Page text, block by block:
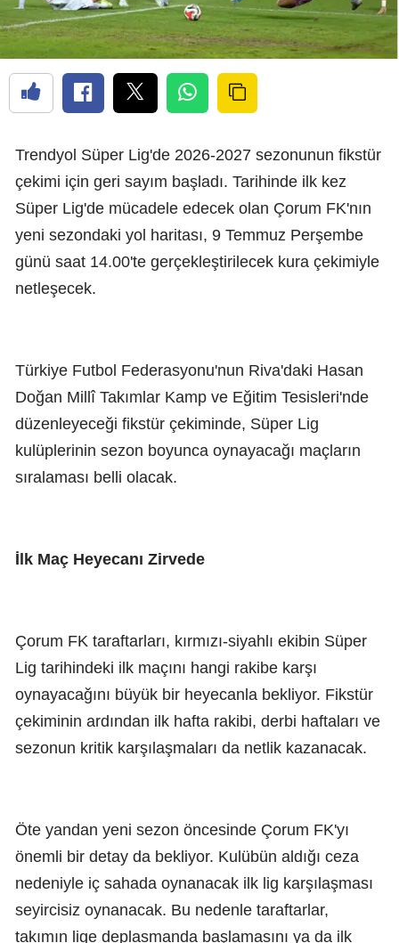
Trendyol Süper Lig'de 2026-2027 sezonunun fikstür
çekimi için geri sayım başladı. Tarihinde ilk kez
Süper Lig'de mücadele edecek olan Çorum FK'nın
yeni sezondaki yol haritası, 9 Temmuz Perşembe
günü saat 14.00'te gerçekleştirilecek kura çekimiyle
netleşecek.
Türkiye Futbol Federasyonu'nun Riva'daki Hasan
Doğan Millî Takımlar Kamp ve Eğitim Tesisleri'nde
düzenleyeceği fikstür çekiminde, Süper Lig
kulüplerinin sezon boyunca oynayacağı maçların
sıralaması belli olacak.
İlk Maç Heyecanı Zirvede
Çorum FK taraftarları, kırmızı-siyahlı ekibin Süper
Lig tarihindeki ilk maçını hangi rakibe karşı
oynayacağını büyük bir heyecanla bekliyor. Fikstür
çekiminin ardından ilk hafta rakibi, derbi haftaları ve
sezonun kritik karşılaşmaları da netlik kazanacak.
Öte yandan yeni sezon öncesinde Çorum FK'yı
önemli bir detay da bekliyor. Kulübün aldığı ceza
nedeniyle iç sahada oynanacak ilk lig karşılaşması
seyircisiz oynanacak. Bu nedenle taraftarlar,
takımın lige deplasmanda başlamasını ya da ilk